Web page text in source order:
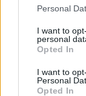
Please note that
not limited to
grant or deny
use your data
consent section.
Personal
I want to
personal
Opted In
I want to
Personal
Opted In